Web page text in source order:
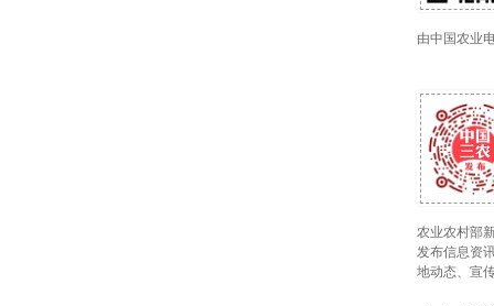
由中国农业
农业农村部
发布信息资
地动态、宣